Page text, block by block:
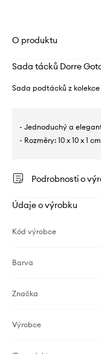
O produktu
Sada tácků Dorre
Sada podtácků z
- Jednoduchý a
- Rozměry: 10 x 10 x 1
Podrobnosti o
Údaje o výrobku
Kód výrobce
Barva
Značka
Výrobce